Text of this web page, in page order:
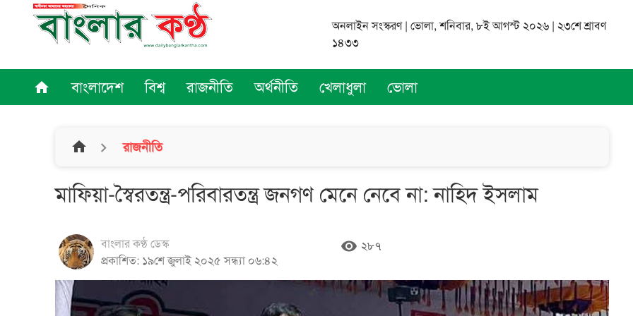
অনলাইন সংস্করণ | ভোলা, শনিবার, ৮ই আগস্ট ২০২৬ | ২৩শে শ্রাবণ
১৪৩৩
home বাংলাদেশ বিশ্ব রাজনীতি অর্থনীতি খেলাধুলা ভোলা
home রাজনীতি
মাফিয়া-স্বৈরতন্ত্র-পরিবারতন্ত্র জনগণ মেনে নেবে না: নাহিদ ইসলাম
বাংলার কণ্ঠ ডেস্ক
প্রকাশিত: ১৯শে জুলাই ২০২৫ সন্ধ্যা ০৬:৪২
remove_red_eye ২৮৭